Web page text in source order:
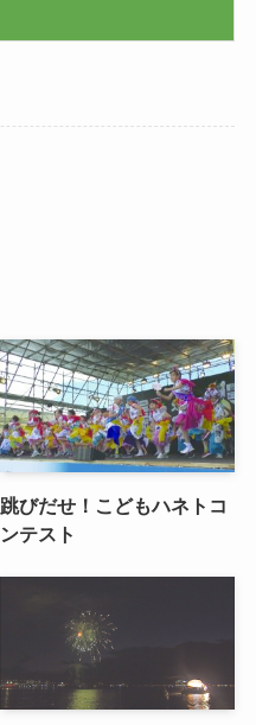
跳びだせ！こどもハネトコ
ンテスト